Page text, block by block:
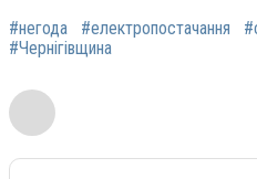
#негода #електропостачання
#Чернігівщина